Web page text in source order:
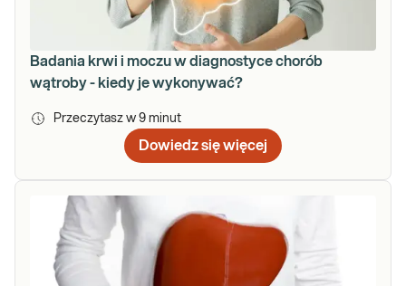
Badania krwi i moczu w diagnostyce chorób
wątroby - kiedy je wykonywać?
Przeczytasz w 9 minut
Dowiedz się więcej